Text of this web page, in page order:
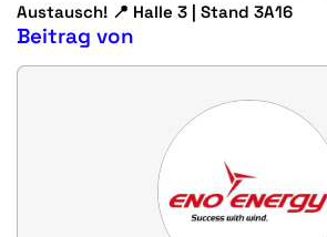
Austausch! 📍 Halle 3 | Stand 3A16
Beitrag von